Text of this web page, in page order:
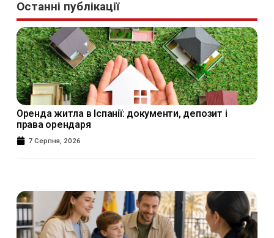
Останні публікації
Оренда житла в Іспанії: документи, депозит і
права орендаря
7 Серпня, 2026